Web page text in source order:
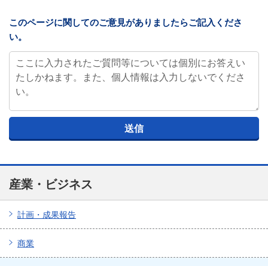
このページに関してのご意見がありましたらご記入くださ
い。
産業・ビジネス
計画・成果報告
商業